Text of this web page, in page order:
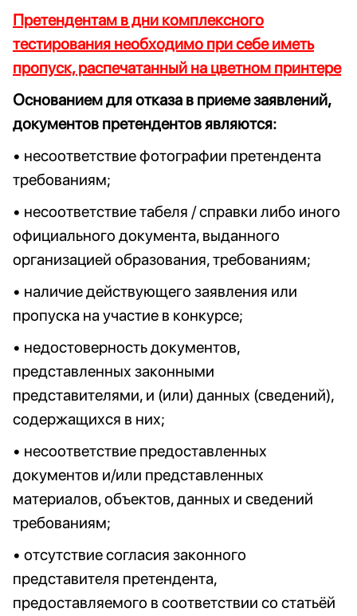
Претендентам в дни комплексного
тестирования необходимо при себе иметь
пропуск, распечатанный на цветном принтере
Основанием для отказа в приеме заявлений,
документов претендентов являются:
• несоответствие фотографии претендента
требованиям;
• несоответствие табеля / справки либо иного
официального документа, выданного
организацией образования, требованиям;
• наличие действующего заявления или
пропуска на участие в конкурсе;
• недостоверность документов,
представленных законными
представителями, и (или) данных (сведений),
содержащихся в них;
• несоответствие предоставленных
документов и/или представленных
материалов, объектов, данных и сведений
требованиям;
• отсутствие согласия законного
представителя претендента,
предоставляемого в соответствии со статьёй